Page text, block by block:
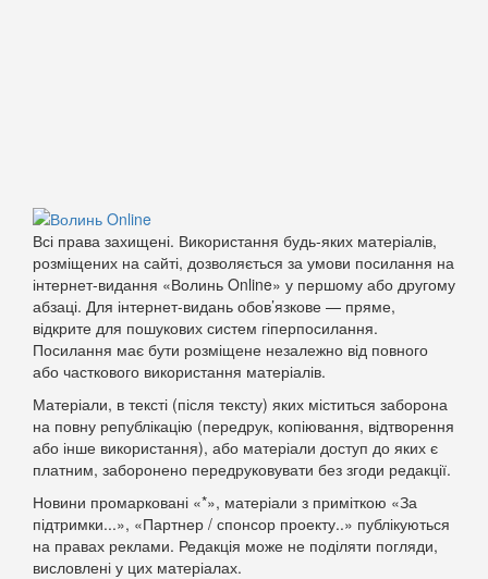
Всі права захищені. Використання будь-яких матеріалів,
розміщених на сайті, дозволяється за умови посилання на
інтернет-видання «Волинь Online» у першому або другому
абзаці. Для інтернет-видань обов’язкове — пряме,
відкрите для пошукових систем гіперпосилання.
Посилання має бути розміщене незалежно від повного
або часткового використання матеріалів.
Матеріали, в тексті (після тексту) яких міститься заборона
на повну републікацію (передрук, копіювання, відтворення
або інше використання), або матеріали доступ до яких є
платним, заборонено передруковувати без згоди редакції.
Новини промарковані «*», матеріали з приміткою «За
підтримки...», «Партнер / спонсор проекту..» публікуються
на правах реклами. Редакція може не поділяти погляди,
висловлені у цих матеріалах.